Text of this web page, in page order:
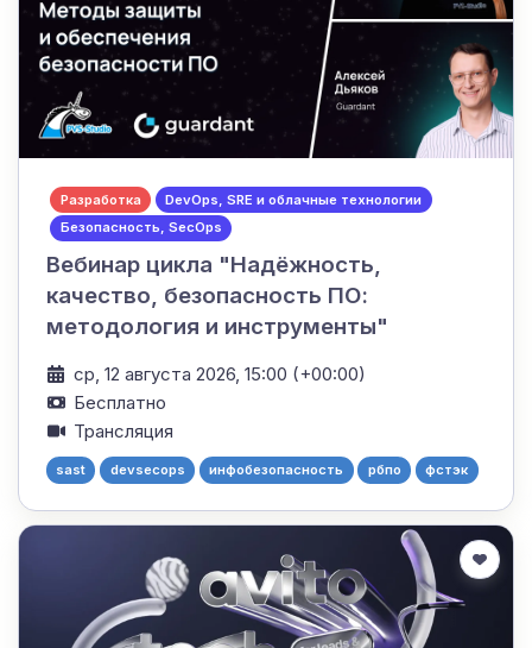
Разработка
DevOps, SRE и облачные технологии
Безопасность, SecOps
Вебинар цикла "Надёжность,
качество, безопасность ПО:
методология и инструменты"
ср, 12 августа 2026, 15:00 (+00:00)
Бесплатно
Трансляция
sast devsecops инфобезопасность рбпо фстэк